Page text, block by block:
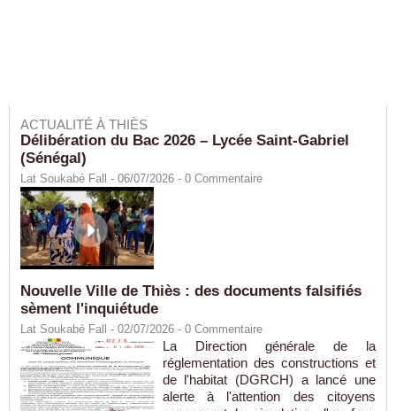
ACTUALITÉ À THIÈS
Délibération du Bac 2026 – Lycée Saint-Gabriel
(Sénégal)
Lat Soukabé Fall - 06/07/2026 - 0 Commentaire
Nouvelle Ville de Thiès : des documents falsifiés
sèment l'inquiétude
Lat Soukabé Fall - 02/07/2026 - 0 Commentaire
La Direction générale de la
réglementation des constructions et
de l'habitat (DGRCH) a lancé une
alerte à l'attention des citoyens